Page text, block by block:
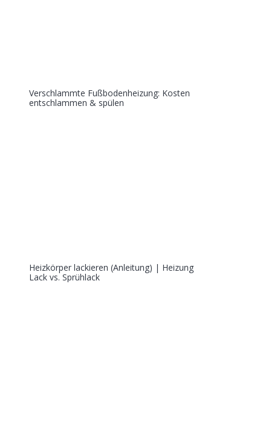
Verschlammte Fußbodenheizung: Kosten
entschlammen & spülen
Heizkörper lackieren (Anleitung) | Heizung
Lack vs. Sprühlack